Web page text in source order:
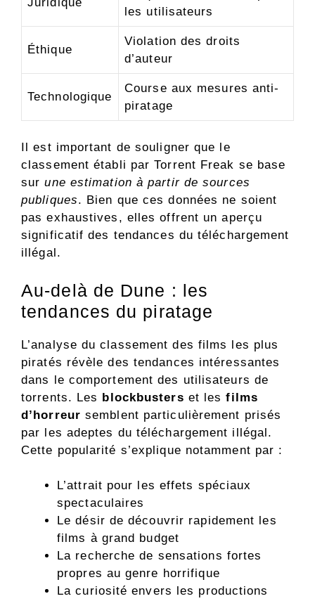
les utilisateurs
Éthique
Violation des droits
d’auteur
Technologique
Course aux mesures anti-
piratage
Il est important de souligner que le
classement établi par Torrent Freak se base
surune estimation à partir de sources
publiques. Bien que ces données ne soient
pas exhaustives, elles offrent un aperçu
significatif des tendances du téléchargement
illégal.
Au-delà de Dune : les
tendances du piratage
L’analyse du classement des films les plus
piratés révèle des tendances intéressantes
dans le comportement des utilisateurs de
torrents. Les blockbusters et lesfilms
d’horreur semblent particulièrement prisés
par les adeptes du téléchargement illégal.
Cette popularité s’explique notamment par :
L’attrait pour les effets spéciaux
spectaculaires
Le désir de découvrir rapidement les
films à grand budget
La recherche de sensations fortes
propres au genre horrifique
La curiosité envers les productions